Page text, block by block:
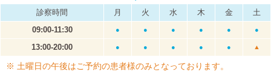
診察時間 月 火 水 木 金
土
09:00-11:30
● ● ● ● ● ●
13:00-20:00 ● ● ● ● ● ▲
※ 土曜日の午後はご予約の患者様のみとなっております。